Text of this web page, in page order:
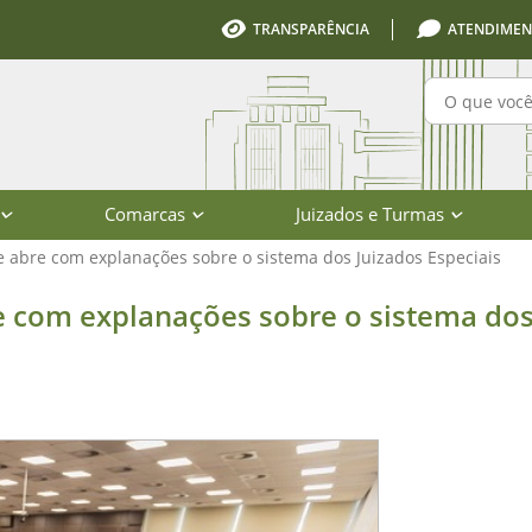
TRANSPARÊNCIA
Comarcas Juizados e Turmas
abre com explanações sobre o sistema dos Juizados Especiais
sobre o sistema dos
com explanações sobre o sistema dos